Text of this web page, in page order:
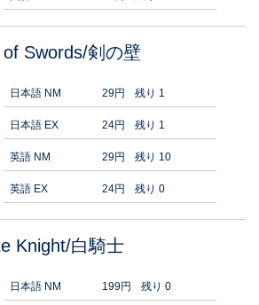
Swords/剣の壁
日本語 NM 29円 残り 1
日本語 EX 24円 残り 1
英語 NM 29円 残り 10
英語 EX 24円 残り 0
Knight/白騎士
日本語 NM 199円 残り 0